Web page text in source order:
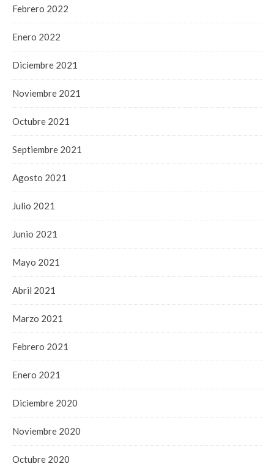
Febrero 2022
Enero 2022
Diciembre 2021
Noviembre 2021
Octubre 2021
Septiembre 2021
Agosto 2021
Julio 2021
Junio 2021
Mayo 2021
Abril 2021
Marzo 2021
Febrero 2021
Enero 2021
Diciembre 2020
Noviembre 2020
Octubre 2020